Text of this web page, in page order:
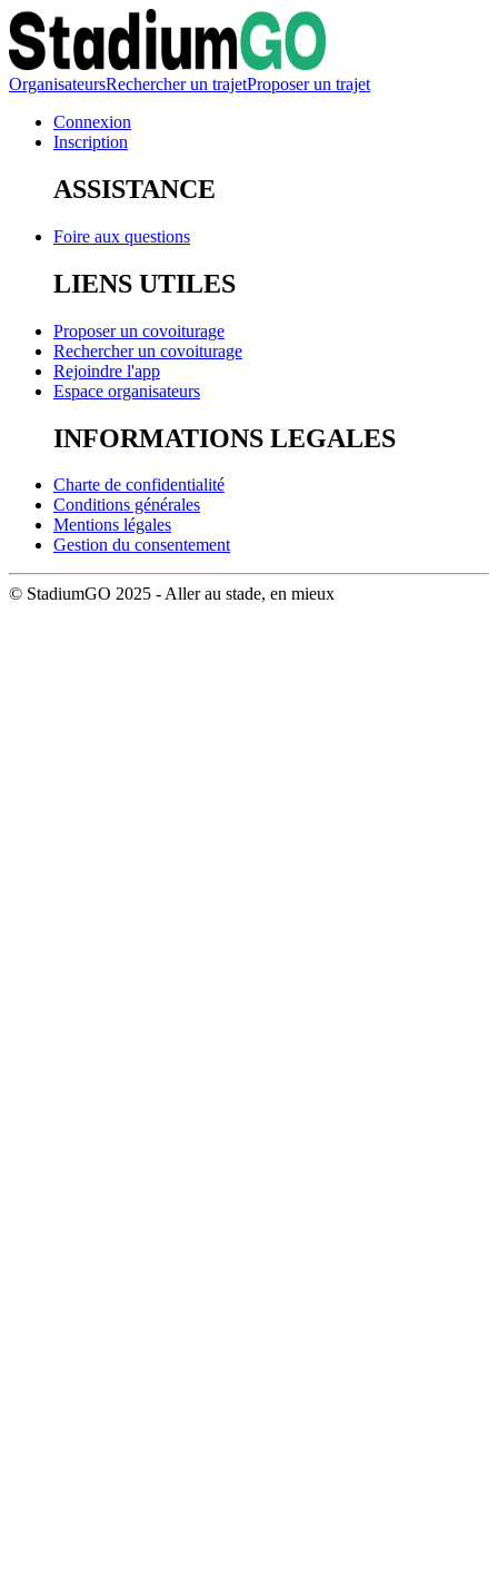
OrganisateursRechercher un trajetProposer un trajet
Connexion
Inscription
ASSISTANCE
Foire aux questions
LIENS UTILES
Proposer un covoiturage
Rechercher un covoiturage
Rejoindre l'app
Espace organisateurs
INFORMATIONS LEGALES
Charte de confidentialité
Conditions générales
Mentions légales
Gestion du consentement
© StadiumGO 2025 - Aller au stade, en mieux